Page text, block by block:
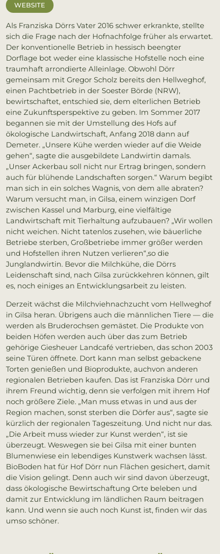
WEBSITE
Als Franziska Dörrs Vater 2016 schwer erkrankte, stellte
sich die Frage nach der Hofnachfolge früher als erwartet.
Der konventionelle Betrieb in hessisch beengter
Dorflage bot weder eine klassische Hofstelle noch eine
traumhaft arrondierte Alleinlage. Obwohl Dörr
gemeinsam mit Gregor Scholz bereits den Hellweghof,
einen Pachtbetrieb in der Soester Börde (NRW),
bewirtschaftet, entschied sie, dem elterlichen Betrieb
eine Zukunftsperspektive zu geben. Im Sommer 2017
begannen sie mit der Umstellung des Hofs auf
ökologische Landwirtschaft, Anfang 2018 dann auf
Demeter. „Unsere Kühe werden wieder auf die Weide
gehen“, sagte die ausgebildete Landwirtin damals.
„Unser Ackerbau soll nicht nur Ertrag bringen, sondern
auch für blühende Landschaften sorgen.“ Warum begibt
man sich in ein solches Wagnis, von dem alle abraten?
Warum versucht man, in Gilsa, einem winzigen Dorf
zwischen Kassel und Marburg, eine vielfältige
Landwirtschaft mit Tierhaltung aufzubauen? „Wir wollen
nicht weichen. Nicht tatenlos zusehen, wie bäuerliche
Betriebe sterben, Großbetriebe immer größer werden
und Hofstellen ihren Nutzen verlieren“,so die
Junglandwirtin. Bevor die Milchkühe, die Dörrs
Leidenschaft sind, nach Gilsa zurückkehren können, gilt
es, noch einiges an Entwicklungsarbeit zu leisten.
Derzeit wächst die Milchviehnachzucht vom Hellweghof
in Gilsa heran. Übrigens auch die männlichen Tiere — die
werden als Bruderochsen gemästet. Die Produkte von
beiden Höfen werden auch über das zum Betrieb
gehörige Giesheuer Landcafé vertrieben, das schon 2003
seine Türen öffnete. Dort kann man selbst gebackene
Torten genießen und Bioprodukte, auchvon anderen
regionalen Betrieben kaufen. Das ist Franziska Dörr und
ihrem Freund wichtig, denn sie verfolgen mit ihrem Hof
noch größere Ziele. „Man muss etwas in und aus der
Region machen, sonst sterben die Dörfer aus“, sagte sie
kürzlich der regionalen Tageszeitung. Und nicht nur das.
„Die Arbeit muss wieder zur Kunst werden“, ist sie
überzeugt. Weswegen sie bei Gilsa mit einer bunten
Blumenwiese ein lebendiges Kunstwerk wachsen lässt.
BioBoden hat für Hof Dörr nun Flächen gesichert, damit
die Vision gelingt. Denn auch wir sind davon überzeugt,
dass ökologische Bewirtschaftung Orte beleben und
damit zur Entwicklung im ländlichen Raum beitragen
kann. Und wenn sie auch noch Kunst ist, finden wir das
umso schöner.